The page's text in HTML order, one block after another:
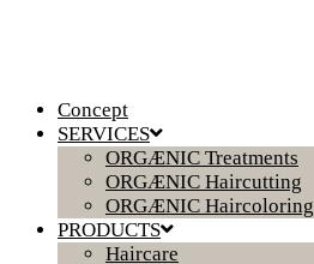
Concept
SERVICES
ORGÆNIC Treatments
ORGÆNIC Haircutting
ORGÆNIC Haircoloring
PRODUCTS
Haircare